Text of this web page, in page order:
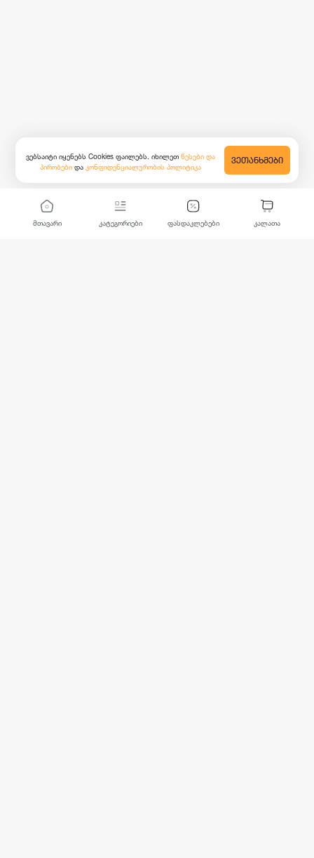
მთავარი კატეგორიები ფასდაკლებები კალათა
ვებსაიტი იყენებს Cookies ფაილებს. იხილეთ წესები და
პირობები და კონფიდენციალურობის პოლიტიკა
ᲕᲔᲗᲐᲜᲮᲛᲔᲑᲘ